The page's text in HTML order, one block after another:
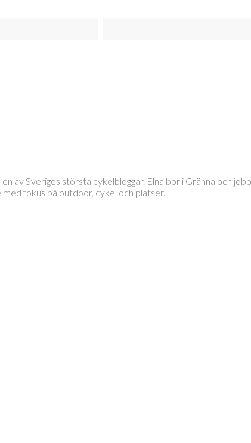
av Sveriges största cykelbloggar. Elna bor i Gränna och
fokus på outdoor, cykel och platser.